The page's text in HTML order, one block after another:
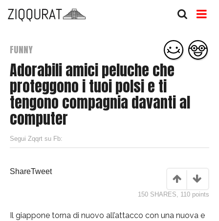
FUNNY
Adorabili amici peluche che
proteggono i tuoi polsi e ti
tengono compagnia davanti al
computer
Segui Zqqrt su Fb:
ShareTweet
150 SHARES, 110 points
Il giappone torna di nuovo all’attacco con una nuova e